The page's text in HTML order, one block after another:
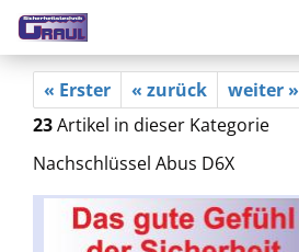
« Erster « zurück weiter »
23Artikel in dieser Kategorie
Nachschlüssel Abus D6X